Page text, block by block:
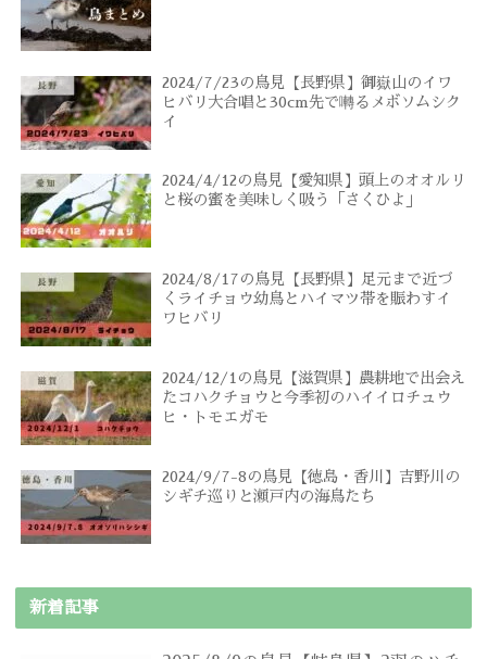
2024/7/23の鳥見【長野県】御嶽山のイワ
ヒバリ大合唱と30cm先で囀るメボソムシク
イ
2024/4/12の鳥見【愛知県】頭上のオオルリ
と桜の蜜を美味しく吸う「さくひよ」
2024/8/17の鳥見【長野県】足元まで近づ
くライチョウ幼鳥とハイマツ帯を賑わすイ
ワヒバリ
2024/12/1の鳥見【滋賀県】農耕地で出会え
たコハクチョウと今季初のハイイロチュウ
ヒ・トモエガモ
2024/9/7-8の鳥見【徳島・香川】吉野川の
シギチ巡りと瀬戸内の海鳥たち
新着記事